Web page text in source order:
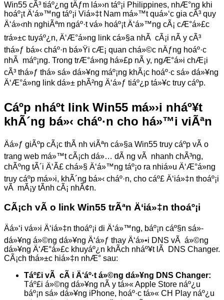
Win55 cÃ³ tiáº¿ng tÄƒm lá»›n táº¡i Philippines, nhÆ°ng khi
hoáº¡t Ä‘á»™ng táº¡i Viá»‡t Nam má»™t quá»‘c gia cÃ³ quy
Ä‘á»‹nh nghiÃªm ngáº·t vá» hoáº¡t Ä‘á»™ng cÃ¡ cÆ°á»£c
trá»±c tuyáº¿n, Ä‘Æ°á»ng link cá»§a nhÃ cÃ¡i nÃ y cÃ³
thá»ƒ bá»‹ cháº·n bá»Ÿi cÆ¡ quan chá»©c nÄƒng hoáº·c
nhÃ máº¡ng. Trong trÆ°á»ng há»£p nÃ y, ngÆ°á»i chÆ¡i
cÃ³ thá»ƒ thá»­ sá»­ dá»¥ng máº¡ng khÃ¡c hoáº·c sá»­ dá»¥ng
Ä‘Æ°á»ng link dá»± phÃ²ng Ä‘á»ƒ tiáº¿p tá»¥c truy cáº­p.
Cáº­p nháº­t link Win55 má»›i nháº¥t
khÃ´ng bá»‹ cháº·n cho há»™i viÃªn
Äá»ƒ giÃºp cÃ¡c thÃ nh viÃªn cá»§a Win55 truy cáº­p vÃ o
trang web má»™t cÃ¡ch dá»… dÃ ng vÃ nhanh chÃ³ng,
chÃºng tÃ´i Ä‘Ã£ chá»§ Ä‘á»™ng táº¡o ra nhiá»u Ä‘Æ°á»ng
truy cáº­p má»›i, khÃ´ng bá»‹ cháº·n, cho cáº£ Ä‘iá»‡n thoáº¡i
vÃ mÃ¡y tÃ­nh cÃ¡ nhÃ¢n.
CÃ¡ch vÃ o link Win55 trÃªn Ä‘iá»‡n thoáº¡i
Äá»‘i vá»›i Ä‘iá»‡n thoáº¡i di Ä‘á»™ng, báº¡n cáº§n sá»­
dá»¥ng á»©ng dá»¥ng Ä‘á»ƒ thay Ä‘á»•i DNS vÃ á»©ng
dá»¥ng Ä‘Æ°á»£c khuyáº¿n khÃ­ch nháº¥t lÃ DNS Changer.
CÃ¡ch thá»±c hiá»‡n nhÆ° sau:
Táº£i vÃ cÃ i Ä‘áº·t á»©ng dá»¥ng DNS Changer:
Táº£i á»©ng dá»¥ng nÃ y tá»« Apple Store náº¿u
báº¡n sá»­ dá»¥ng iPhone, hoáº·c tá»« CH Play náº¿u